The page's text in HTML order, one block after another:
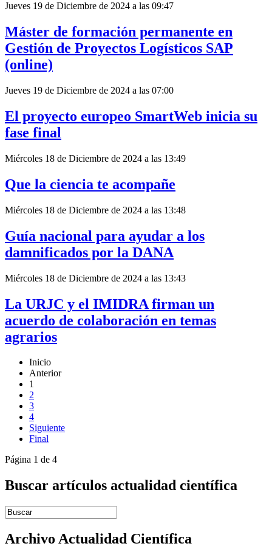
Jueves 19 de Diciembre de 2024 a las 09:47
Máster de formación permanente en
Gestión de Proyectos Logísticos SAP
(online)
Jueves 19 de Diciembre de 2024 a las 07:00
El proyecto europeo SmartWeb inicia su
fase final
Miércoles 18 de Diciembre de 2024 a las 13:49
Que la ciencia te acompañe
Miércoles 18 de Diciembre de 2024 a las 13:48
Guía nacional para ayudar a los
damnificados por la DANA
Miércoles 18 de Diciembre de 2024 a las 13:43
La URJC y el IMIDRA firman un
acuerdo de colaboración en temas
agrarios
Inicio
Anterior
1
2
3
4
Siguiente
Final
Página 1 de 4
Buscar artículos actualidad científica
Introduce términos de búsqueda
Archivo Actualidad Científica